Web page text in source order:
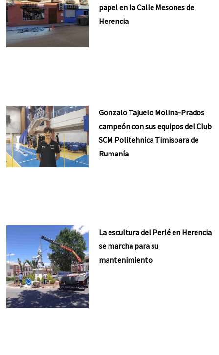
papel en la Calle Mesones de
Herencia
Gonzalo Tajuelo Molina-Prados
campeón con sus equipos del Club
SCM Politehnica Timisoara de
Rumanía
La escultura del Perlé en Herencia
se marcha para su
mantenimiento